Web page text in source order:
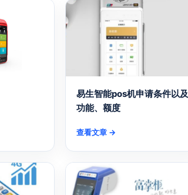
易生智能pos机申请条件以及
功能、额度
查看文章 →